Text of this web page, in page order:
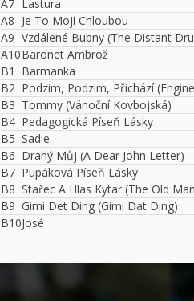
A7 Lastura
A8 Je To Mojí Chloubou
A9 Vzdálené Bubny (The Distant
A10Baronet Ambrož
B1
Barmanka
B2 Podzim, Podzim, Přichází
B3 Tommy (Vánoční Kovbojská)
B4 Pedagogická Píseň Lásky
B5 Sadie
B6 Drahý Můj (A Dear John Letter)
B7 Pupáková Píseň Lásky
B8 Stařec A Hlas Kytar (The Old
B9 Gimi Det Ding (Gimi Dat Ding)
B10José